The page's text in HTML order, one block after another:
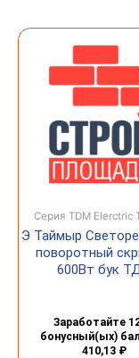
Серия TDM Elerctric
Э Таймыр
поворотный
600Вт бук
Заработайте
бонусный(ых)
410,13 ₽